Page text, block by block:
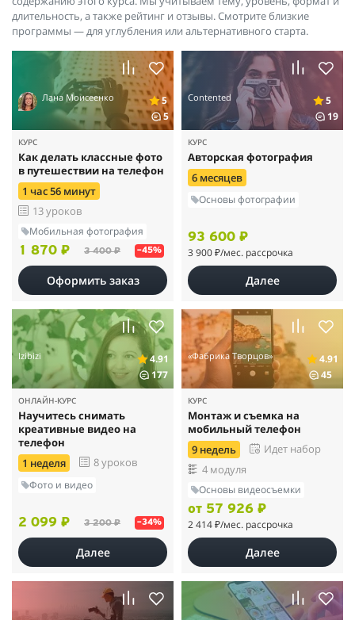
длительность, а также рейтинг и отзывы. Смотрите близкие
программы — для углубления или альтернативного старта.
Лана Моисеенко
5
5
КУРС
Как делать классные фото
в путешествии на телефон
1 час 56 минут
13 уроков
Мобильная фотография
1 870 ₽ 3 400 ₽ –45%
Оформить заказ
Contented
5
19
КУРС
Авторская фотография
6 месяцев
Основы фотографии
93 600 ₽
3 900 ₽/мес. рассрочка
Далее
Izibizi
4.91
177
ОНЛАЙН-КУРС
Научитесь снимать
креативные видео на
телефон
1 неделя
8 уроков
Фото и видео
2 099 ₽ 3 200 ₽ –34%
Далее
«Фабрика Творцов»
4.91
45
КУРС
Монтаж и съемка на
мобильный телефон
9 недель
Идет набор
4 модуля
Основы видеосъемки
от 57 926 ₽
2 414 ₽/мес. рассрочка
Далее